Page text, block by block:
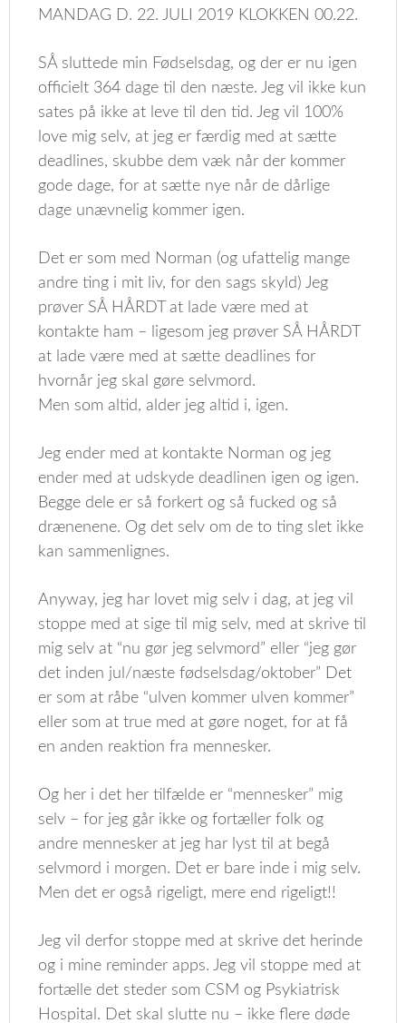
MANDAG D. 22. JULI 2019 KLOKKEN 00.22.
SÅ sluttede min Fødselsdag, og der er nu igen
officielt 364 dage til den næste. Jeg vil ikke kun
sates på ikke at leve til den tid. Jeg vil 100%
love mig selv, at jeg er færdig med at sætte
deadlines, skubbe dem væk når der kommer
gode dage, for at sætte nye når de dårlige
dage unævnelig kommer igen.
Det er som med Norman (og ufattelig mange
andre ting i mit liv, for den sags skyld) Jeg
prøver SÅ HÅRDT at lade være med at
kontakte ham – ligesom jeg prøver SÅ HÅRDT
at lade være med at sætte deadlines for
hvornår jeg skal gøre selvmord.
Men som altid, alder jeg altid i, igen.
Jeg ender med at kontakte Norman og jeg
ender med at udskyde deadlinen igen og igen.
Begge dele er så forkert og så fucked og så
drænenene. Og det selv om de to ting slet ikke
kan sammenlignes.
Anyway, jeg har lovet mig selv i dag, at jeg vil
stoppe med at sige til mig selv, med at skrive til
mig selv at “nu gør jeg selvmord” eller “jeg gør
det inden jul/næste fødselsdag/oktober” Det
er som at råbe “ulven kommer ulven kommer”
eller som at true med at gøre noget, for at få
en anden reaktion fra mennesker.
Og her i det her tilfælde er “mennesker” mig
selv – for jeg går ikke og fortæller folk og
andre mennesker at jeg har lyst til at begå
selvmord i morgen. Det er bare inde i mig selv.
Men det er også rigeligt, mere end rigeligt!!
Jeg vil derfor stoppe med at skrive det herinde
og i mine reminder apps. Jeg vil stoppe med at
fortælle det steder som CSM og Psykiatrisk
Hospital. Det skal slutte nu – ikke flere døde